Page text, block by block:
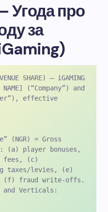
про
за
SHARE) – iGAMING
NAME] (“Company”) and
effective
(NGR) = Gross
(a) player bonuses,
fees, (c)
taxes/levies, (e)
(f) fraud write-offs.
Verticals: